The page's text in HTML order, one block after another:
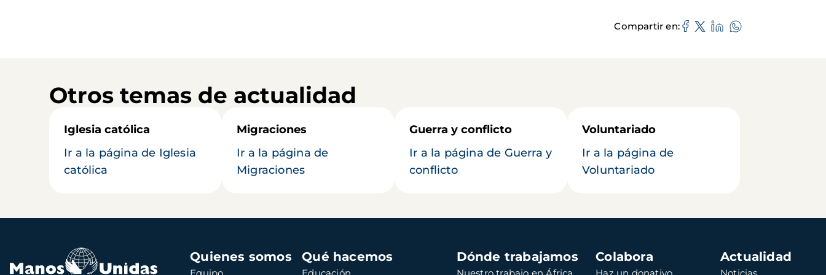
Compartir en
Otros temas de actualidad
Iglesia católica
Ir a la página de Iglesia
católica
Migraciones
Ir a la página de
Migraciones
Guerra y conflicto
Ir a la página de Guerra y
conflicto
Voluntariado
Ir a la página de
Voluntariado
Navegación
principal
Quienes somos Qué hacemos Dónde trabajamos Colabora Actualidad